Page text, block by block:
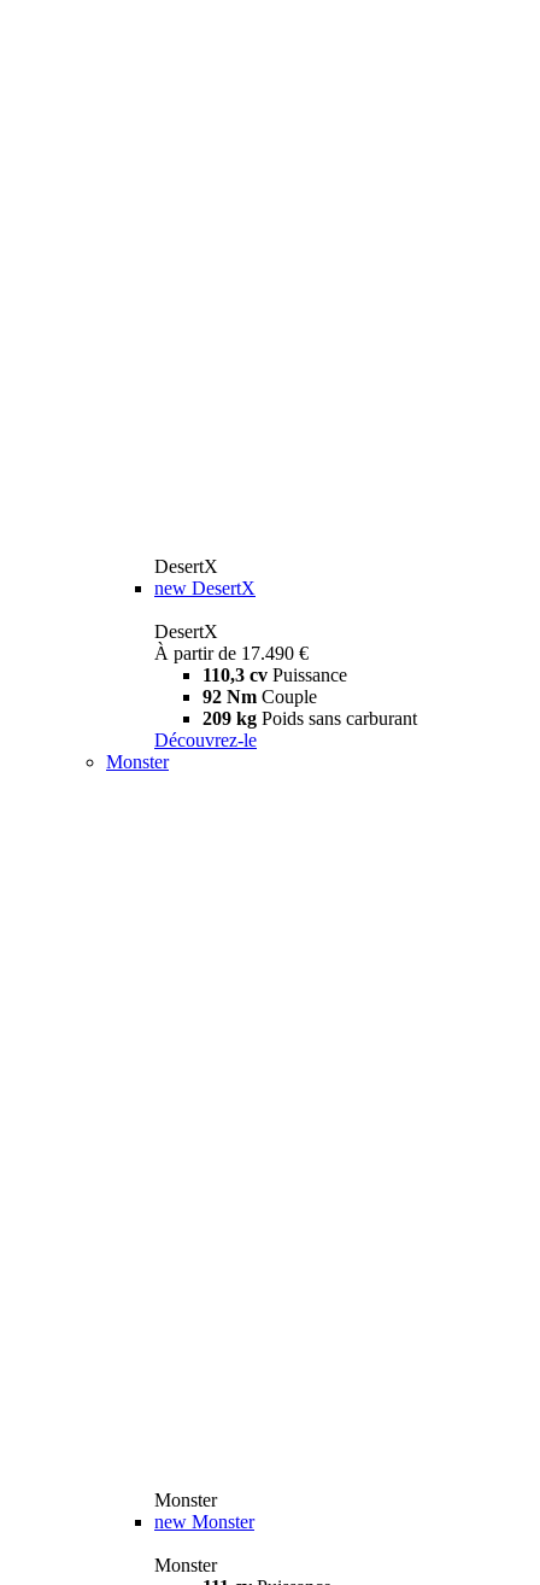
DesertX
new DesertX
DesertX
À partir de 17.490 €
110,3 cv Puissance
92 Nm Couple
209 kg Poids sans carburant
Découvrez-le
Monster
Monster
new Monster
Monster